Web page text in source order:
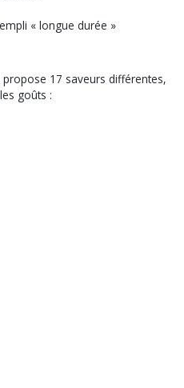
« longue durée »
17 saveurs différentes,
goûts :